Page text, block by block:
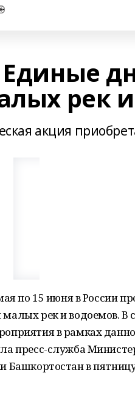
рек
акция
по 15 июня в России
рек и водоемов. В
в рамках
пресс-служба
Башкортостан в